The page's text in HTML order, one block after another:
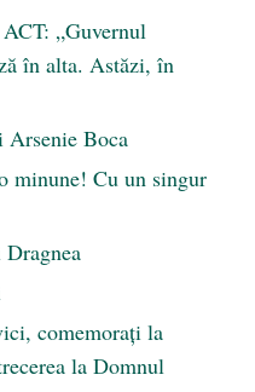
„Guvernul
în alta. Astăzi, în
Arsenie Boca
minune! Cu un singur
comemorați la
la Domnul